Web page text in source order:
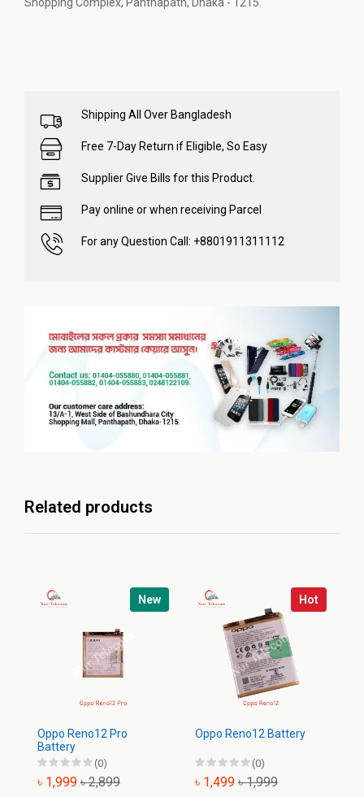
Shipping All Over Bangladesh
Free 7-Day Return if Eligible, So Easy
Supplier Give Bills for this Product.
Pay online or when receiving Parcel
For any Question Call: +8801911311112
Related products
New
Oppo Reno12 Pro
Battery
(0)
৳ 1,999 ৳ 2,899
Hot
Oppo Reno12 Battery
(0)
৳ 1,499 ৳ 1,999